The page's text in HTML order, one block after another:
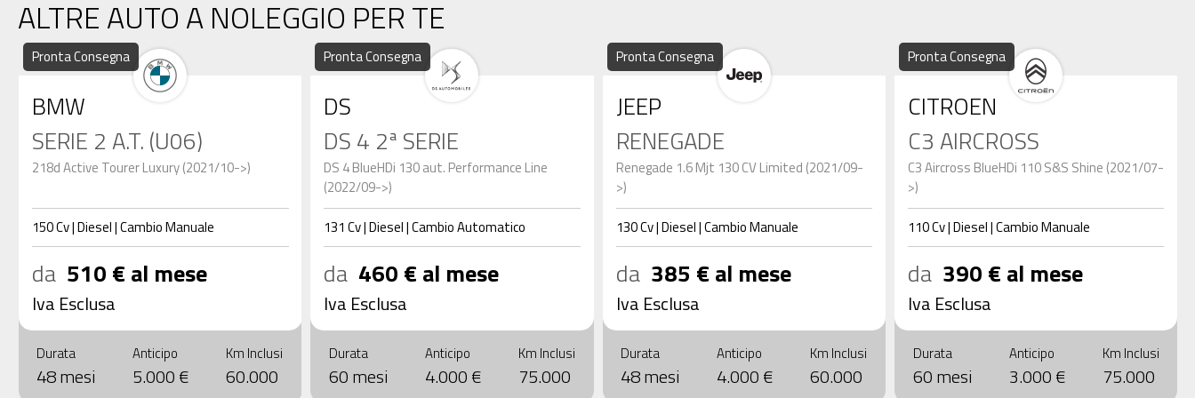
ALTRE AUTO A NOLEGGIO PER TE
Pronta Consegna
BMW
SERIE 2 A.T. (U06)
218d Active Tourer Luxury (2021/10->)
150Cv|Diesel|CambioManuale
da 510 € al mese
Iva Esclusa
Durata
48 mesi
Anticipo
5.000 €
Km Inclusi
60.000
Pronta Consegna
DS
DS 4 2ª SERIE
DS 4 BlueHDi 130 aut. Performance Line
(2022/09->)
131 Cv|Diesel|CambioAutomatico
da 460 € al mese
Iva Esclusa
Durata
60 mesi
Anticipo
4.000 €
Km Inclusi
75.000
Pronta Consegna
JEEP
RENEGADE
Renegade 1.6 Mjt 130 CV Limited (2021/09-
>)
130Cv|Diesel|CambioManuale
da 385 € al mese
Iva Esclusa
Durata
48 mesi
Anticipo
4.000 €
Km Inclusi
60.000
Pronta Consegna
CITROEN
C3 AIRCROSS
C3 Aircross BlueHDi 110 S&S Shine (2021/07-
>)
110Cv|Diesel|CambioManuale
da 390 € al mese
Iva Esclusa
Durata
60 mesi
Anticipo
3.000 €
Km Inclusi
75.000